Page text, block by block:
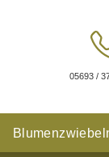
05693 /